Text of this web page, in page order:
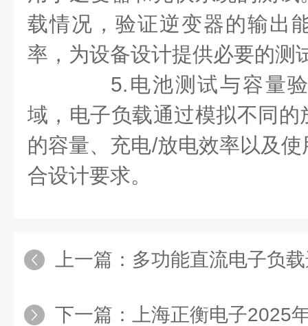
载情况，验证逆变器的输出
率，为设备设计提供必要的测
5.电池测试与容量验
域，电子负载通过模拟不同
的容量、充电/放电效率以及
合设计要求。
上一篇： 多功能直流电子负
下一篇： 上海正衡电子2025